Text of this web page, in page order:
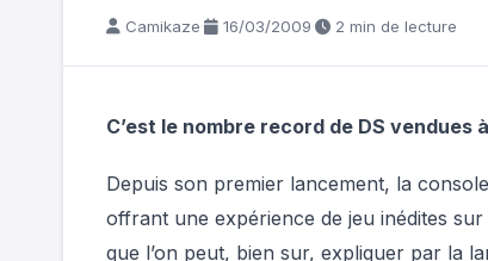
Camikaze· 16/03/2009· 2 min de lecture
C’est le nombre record de DS
Depuis son premier lancement, la
offrant une expérience de jeu inédites
que l’on peut, bien sur, expliquer par la